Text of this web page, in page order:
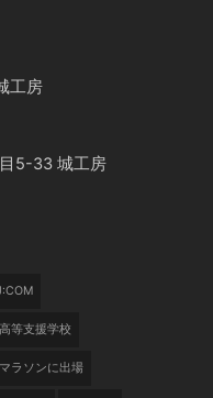
工房
5-33 城工房
等支援学校
ラソンに出場